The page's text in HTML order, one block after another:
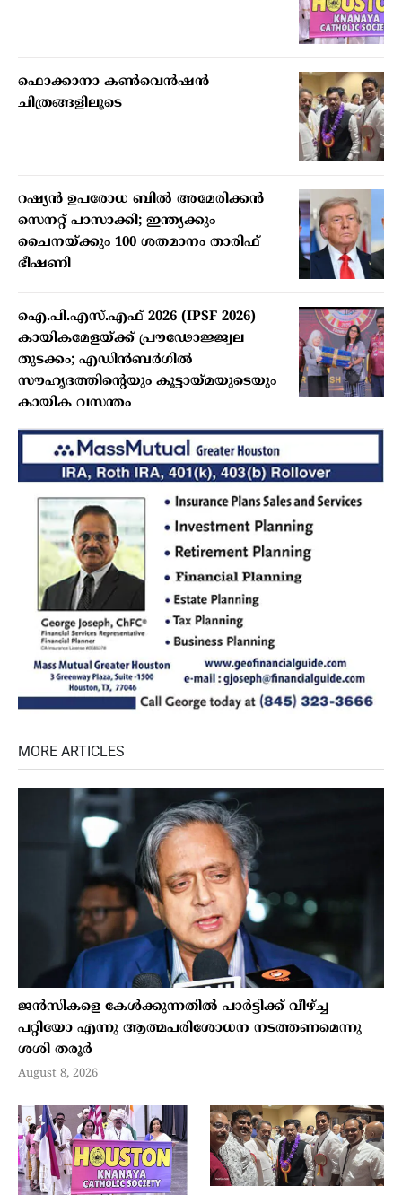
ഫൊക്കാനാ കണ്‍വെന്‍ഷന്‍
ചിത്രങ്ങളിലൂടെ
റഷ്യന്‍ ഉപരോധ ബില്‍ അമേരിക്കന്‍
സെനറ്റ് പാസാക്കി; ഇന്ത്യക്കും
ചൈനയ്ക്കും 100 ശതമാനം താരിഫ്
ഭീഷണി
ഐ.പി.എസ്.എഫ് 2026 (IPSF 2026)
കായികമേളയ്ക്ക് പ്രൗഢോജ്ജ്വല
തുടക്കം; എഡിന്‍ബര്‍ഗില്‍
സൗഹൃദത്തിന്റെയും കൂട്ടായ്മയുടെയും
കായിക വസന്തം
MORE ARTICLES
ജന്‍സികളെ കേള്‍ക്കുന്നതില്‍ പാര്‍ട്ടിക്ക് വീഴ്ച്ച
പറ്റിയോ എന്നു ആത്മപരിശോധന നടത്തണമെന്നു
ശശി തരൂര്‍
August 8, 2026